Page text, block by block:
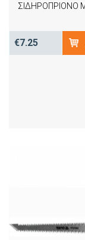
ΣΙΔΗΡΟΠΡΙΟΝΟ
€7.25